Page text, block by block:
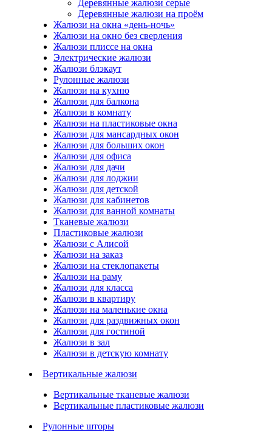
Деревянные жалюзи серые
Деревянные жалюзи на проём
Жалюзи на окна «день-ночь»
Жалюзи на окно без сверления
Жалюзи плиссе на окна
Электрические жалюзи
Жалюзи блэкаут
Рулонные жалюзи
Жалюзи на кухню
Жалюзи для балкона
Жалюзи в комнату
Жалюзи на пластиковые окна
Жалюзи для мансардных окон
Жалюзи для больших окон
Жалюзи для офиса
Жалюзи для дачи
Жалюзи для лоджии
Жалюзи для детской
Жалюзи для кабинетов
Жалюзи для ванной комнаты
Тканевые жалюзи
Пластиковые жалюзи
Жалюзи с Алисой
Жалюзи на заказ
Жалюзи на стеклопакеты
Жалюзи на раму
Жалюзи для класса
Жалюзи в квартиру
Жалюзи на маленькие окна
Жалюзи для раздвижных окон
Жалюзи для гостиной
Жалюзи в зал
Жалюзи в детскую комнату
Вертикальные жалюзи
Вертикальные тканевые жалюзи
Вертикальные пластиковые жалюзи
Рулонные шторы